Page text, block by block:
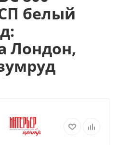
белый
Лондон,